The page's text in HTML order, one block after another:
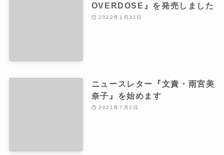
OVERDOSE』を発売しました
2022年1月31日
ニュースレター『文責・雨宮美
奈子』を始めます
2021年7月1日